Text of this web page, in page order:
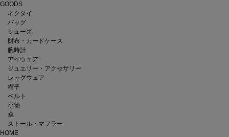
GOODS
ネクタイ
バッグ
シューズ
財布・カードケース
腕時計
アイウェア
ジュエリー・アクセサリー
レッグウェア
帽子
ベルト
小物
傘
ストール・マフラー
HOME